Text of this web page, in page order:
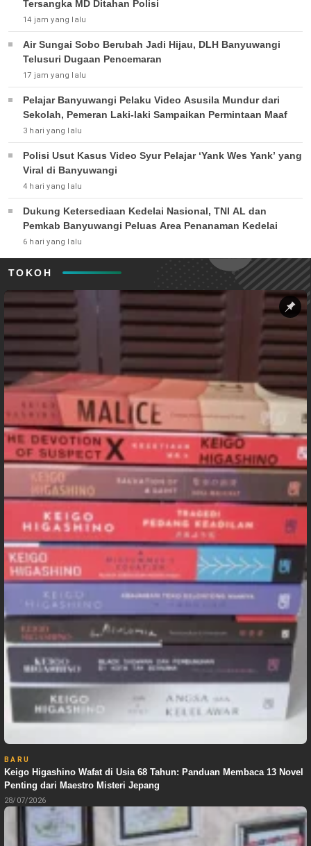
Tersangka MD Ditahan Polisi
14 jam yang lalu
Air Sungai Sobo Berubah Jadi Hijau, DLH Banyuwangi
Telusuri Dugaan Pencemaran
17 jam yang lalu
Pelajar Banyuwangi Pelaku Video Asusila Mundur dari
Sekolah, Pemeran Laki-laki Sampaikan Permintaan Maaf
3 hari yang lalu
Polisi Usut Kasus Video Syur Pelajar ‘Yank Wes Yank’ yang
Viral di Banyuwangi
4 hari yang lalu
Dukung Ketersediaan Kedelai Nasional, TNI AL dan
Pemkab Banyuwangi Peluas Area Penanaman Kedelai
6 hari yang lalu
TOKOH
BARU
Keigo Higashino Wafat di Usia 68 Tahun: Panduan Membaca 13 Novel
Penting dari Maestro Misteri Jepang
28/07/2026